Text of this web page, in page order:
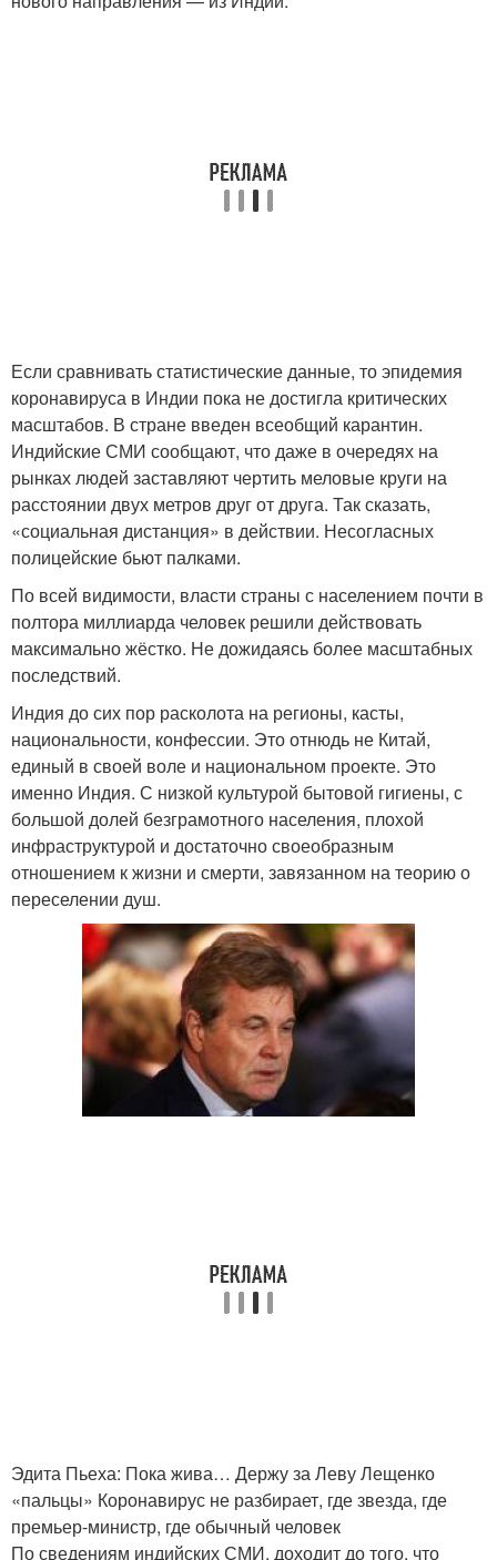
Если сравнивать статистические данные, то эпидемия
коронавируса в Индии пока не достигла критических
масштабов. В стране введен всеобщий карантин.
Индийские СМИ сообщают, что даже в очередях на
рынках людей заставляют чертить меловые круги на
расстоянии двух метров друг от друга. Так сказать,
«социальная дистанция» в действии. Несогласных
полицейские бьют палками.
По всей видимости, власти страны с населением почти в
полтора миллиарда человек решили действовать
максимально жёстко. Не дожидаясь более масштабных
последствий.
Индия до сих пор расколота на регионы, касты,
национальности, конфессии. Это отнюдь не Китай,
единый в своей воле и национальном проекте. Это
именно Индия. С низкой культурой бытовой гигиены, с
большой долей безграмотного населения, плохой
инфраструктурой и достаточно своеобразным
отношением к жизни и смерти, завязанном на теорию о
переселении душ.
Эдита Пьеха: Пока жива… Держу за Леву Лещенко
«пальцы» Коронавирус не разбирает, где звезда, где
премьер-министр, где обычный человек
По сведениям индийских СМИ, доходит до того, что